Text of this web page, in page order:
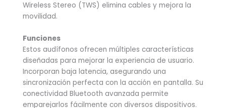
Wireless Stereo (TWS) elimina cables y mejora la
movilidad.
Funciones
Estos audífonos ofrecen múltiples características
diseñadas para mejorar la experiencia de usuario.
Incorporan baja latencia, asegurando una
sincronización perfecta con la acción en pantalla. Su
conectividad Bluetooth avanzada permite
emparejarlos fácilmente con diversos dispositivos.